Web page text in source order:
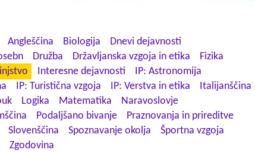
Angleščina Biologija
Dnevi dejavnosti
Družba Državljanska vzgoja in etika
Fizika
Interesne dejavnosti
IP: Astronomija
IP: Turistična vzgoja IP: Verstva in etika
Italijanščina
Logika Matematika
Naravoslovje
Podaljšano bivanje
Praznovanja in prireditve
Slovenščina Spoznavanje okolja
Športna vzgoja
Zgodovina